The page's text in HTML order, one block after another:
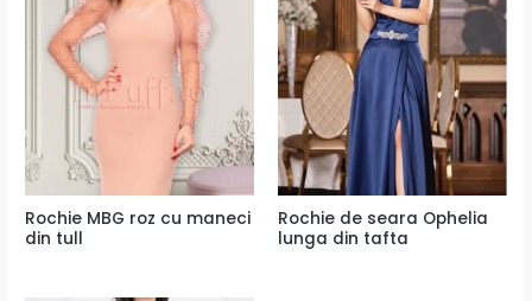
Rochie MBG roz cu maneci
din tull
Rochie de seara Ophelia
lunga din tafta